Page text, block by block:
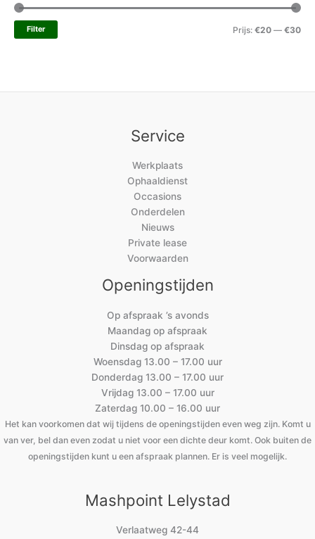
Filter Prijs: €20 — €30
Service
Werkplaats
Ophaaldienst
Occasions
Onderdelen
Nieuws
Private lease
Voorwaarden
Openingstijden
Op afspraak ’s avonds
Maandag op afspraak
Dinsdag op afspraak
Woensdag 13.00 – 17.00 uur
Donderdag 13.00 – 17.00 uur
Vrijdag 13.00 – 17.00 uur
Zaterdag 10.00 – 16.00 uur
Het kan voorkomen dat wij tijdens de openingstijden even weg zijn. Komt u
van ver, bel dan even zodat u niet voor een dichte deur komt. Ook buiten de
openingstijden kunt u een afspraak plannen. Er is veel mogelijk.
Mashpoint Lelystad
Verlaatweg 42-44